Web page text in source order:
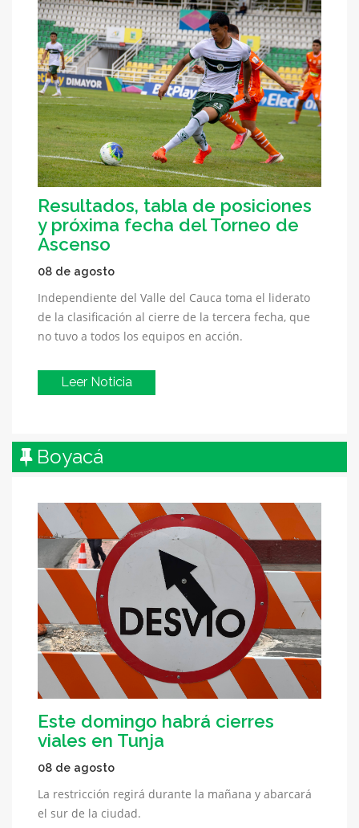
Resultados, tabla de posiciones
y próxima fecha del Torneo de
Ascenso
08 de agosto
Independiente del Valle del Cauca toma el liderato
de la clasificación al cierre de la tercera fecha, que
no tuvo a todos los equipos en acción.
Leer Noticia
Boyacá
Este domingo habrá cierres
viales en Tunja
08 de agosto
La restricción regirá durante la mañana y abarcará
el sur de la ciudad.